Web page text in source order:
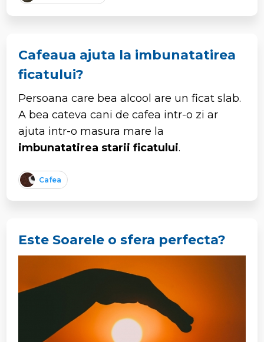
Cafeaua ajuta la imbunatatirea
ficatului?
Persoana care bea alcool are un ficat slab.
A bea cateva cani de cafea intr-o zi ar
ajuta intr-o masura mare la
imbunatatirea starii ficatului.
Cafea
Este Soarele o sfera perfecta?